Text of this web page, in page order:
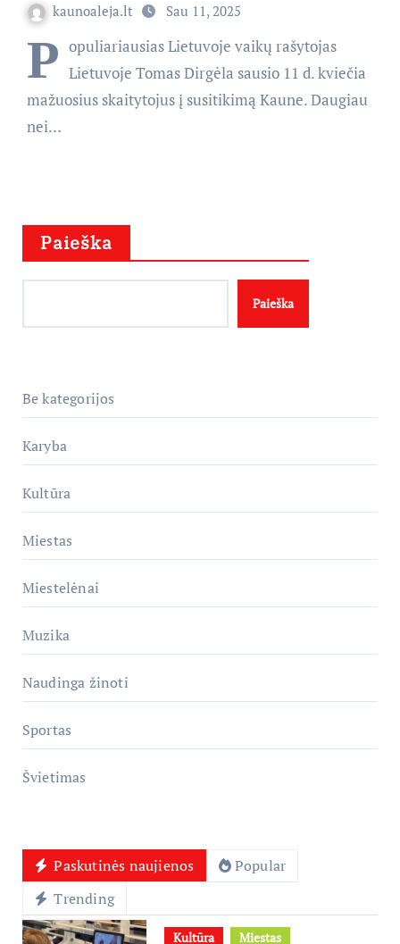
kaunoaleja.lt Sau 11, 2025
P opuliariausias Lietuvoje vaikų rašytojas
Lietuvoje Tomas Dirgėla sausio 11 d. kviečia
mažuosius skaitytojus į susitikimą Kaune. Daugiau
nei…
Paieška
Paieška
Be kategorijos
Karyba
Kultūra
Miestas
Miestelėnai
Muzika
Naudinga žinoti
Sportas
Švietimas
Paskutinės naujienos
Popular
Trending
Kultūra Miestas